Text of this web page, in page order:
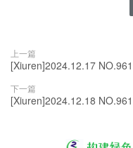
上一篇
[Xiuren]2024.12.17
下一篇
[Xiuren]2024.12.18